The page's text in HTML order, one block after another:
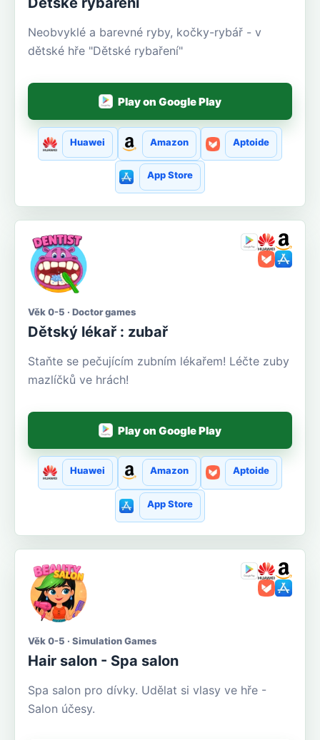
Neobvyklé a barevné ryby, kočky-rybář - v
dětské hře "Dětské rybaření"
Play on Google Play
Huawei Amazon Aptoide
App Store
Věk 0-5 · Doctor games
Dětský lékař : zubař
Staňte se pečujícím zubním lékařem! Léčte zuby
mazlíčků ve hrách!
Play on Google Play
Huawei Amazon Aptoide
App Store
Věk 0-5 · Simulation Games
Hair salon - Spa salon
Spa salon pro dívky. Udělat si vlasy ve hře -
Salon účesy.